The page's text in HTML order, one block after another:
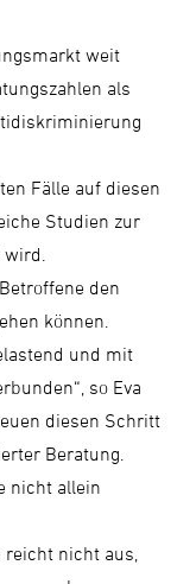
weit
als
Fälle auf diesen
Studien zur
den
können.
und mit
so Eva
diesen Schritt
Beratung.
nicht allein
nicht aus,